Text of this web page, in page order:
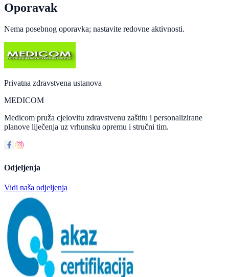
Oporavak
Nema posebnog oporavka; nastavite redovne aktivnosti.
Privatna zdravstvena ustanova
MEDICOM
Medicom pruža cjelovitu zdravstvenu zaštitu i personalizirane
planove liječenja uz vrhunsku opremu i stručni tim.
Odjeljenja
Vidi naša odjeljenja